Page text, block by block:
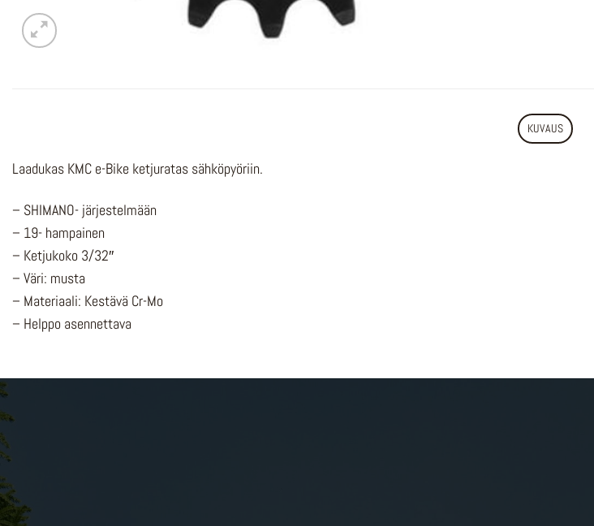
KUVAUS
Laadukas KMC e-Bike ketjuratas sähköpyöriin.
– SHIMANO- järjestelmään
– 19- hampainen
– Ketjukoko 3/32″
– Väri: musta
– Materiaali: Kestävä Cr-Mo
– Helppo asennettava